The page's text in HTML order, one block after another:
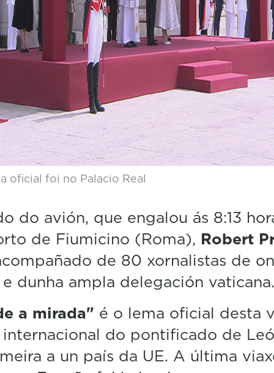
oficial foi no Palacio Real
do avión, que engalou ás 8:13
de Fiumicino (Roma), Robert
de 80 xornalistas de
e dunha ampla delegación vaticana.
a mirada" é o lema oficial desta
do pontificado de
a un país da UE. A última